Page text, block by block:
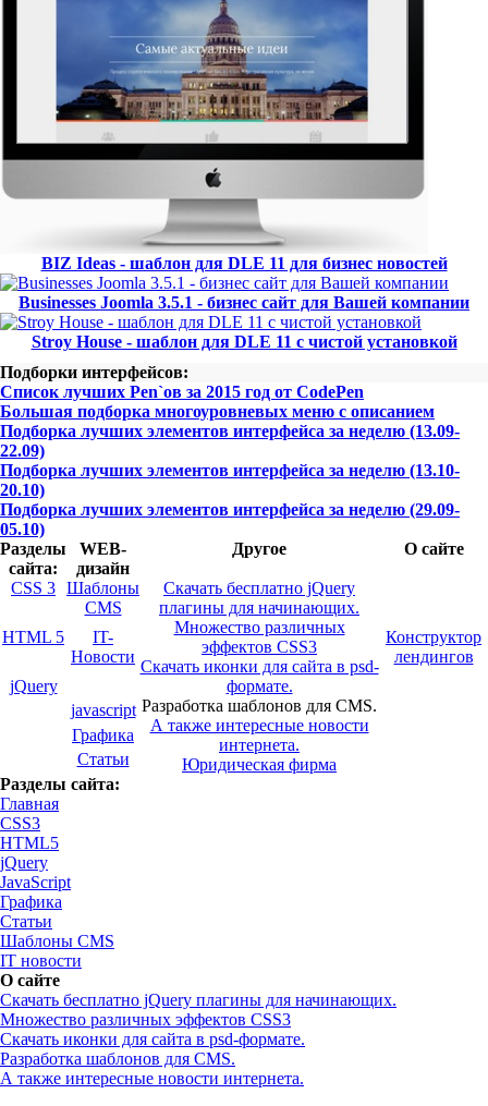
BIZ Ideas - шаблон для DLE 11 для бизнес новостей
Businesses Joomla 3.5.1 - бизнес сайт для Вашей компании
Stroy House - шаблон для DLE 11 с чистой установкой
Подборки интерфейсов:
Список лучших Pen`ов за 2015 год от CodePen
Большая подборка многоуровневых меню с описанием
Подборка лучших элементов интерфейса за неделю (13.09-
22.09)
Подборка лучших элементов интерфейса за неделю (13.10-
20.10)
Подборка лучших элементов интерфейса за неделю (29.09-
05.10)
Разделы
сайта:
WEB-
дизайн
Другое О сайте
CSS 3 Шаблоны
CMS
Скачать бесплатно jQuery
плагины для начинающих.
Множество различных
эффектов CSS3
Скачать иконки для сайта в psd-
формате.
Разработка шаблонов для CMS.
А также интересные новости
интернета.
Юридическая фирма
HTML 5
IT-
Новости
Конструктор
лендингов
jQuery
javascript
Графика
Статьи
Разделы сайта:
Главная
CSS3
HTML5
jQuery
JavaScript
Графика
Статьи
Шаблоны CMS
IT новости
О сайте
Скачать бесплатно jQuery плагины для начинающих.
Множество различных эффектов CSS3
Скачать иконки для сайта в psd-формате.
Разработка шаблонов для CMS.
А также интересные новости интернета.